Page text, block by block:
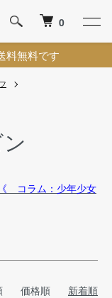
料無料です
0
《 コラム：少年少女
価格順 新着順